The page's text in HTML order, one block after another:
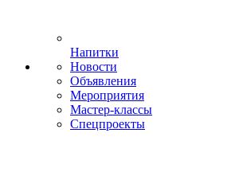
Напитки
Новости
Объявления
Мероприятия
Мастер-классы
Спецпроекты